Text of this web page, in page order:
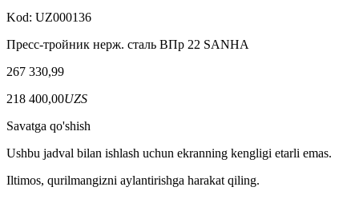
Kod: UZ000136
Пресс-тройник нерж. сталь ВПр 22 SANHA
267 330,99
218 400,00UZS
Savatga qo'shish
Ushbu jadval bilan ishlash uchun ekranning kengligi etarli emas.
Iltimos, qurilmangizni aylantirishga harakat qiling.